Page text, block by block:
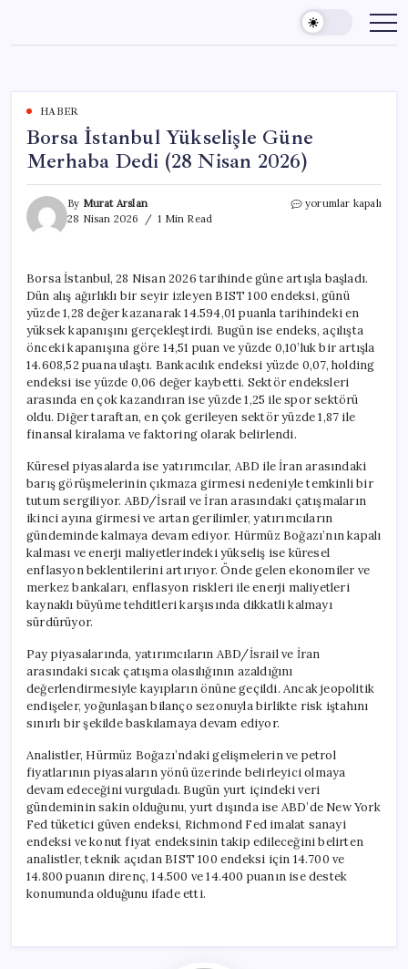
content
HABER
Borsa İstanbul Yükselişle Güne
Merhaba Dedi (28 Nisan 2026)
By Murat Arslan
28 Nisan 2026
1 Min Read
Borsa
Dedi
(28
Nisan
2026)
için
yorumlar kapalı
Borsa İstanbul, 28 Nisan 2026 tarihinde güne artışla başladı.
Dün alış ağırlıklı bir seyir izleyen BIST 100 endeksi, günü
yüzde 1,28 değer kazanarak 14.594,01 puanla tarihindeki en
yüksek kapanışını gerçekleştirdi. Bugün ise endeks, açılışta
önceki kapanışına göre 14,51 puan ve yüzde 0,10’luk bir artışla
14.608,52 puana ulaştı. Bankacılık endeksi yüzde 0,07, holding
endeksi ise yüzde 0,06 değer kaybetti. Sektör endeksleri
arasında en çok kazandıran ise yüzde 1,25 ile spor sektörü
oldu. Diğer taraftan, en çok gerileyen sektör yüzde 1,87 ile
finansal kiralama ve faktoring olarak belirlendi.
Küresel piyasalarda ise yatırımcılar, ABD ile İran arasındaki
barış görüşmelerinin çıkmaza girmesi nedeniyle temkinli bir
tutum sergiliyor. ABD/İsrail ve İran arasındaki çatışmaların
ikinci ayına girmesi ve artan gerilimler, yatırımcıların
gündeminde kalmaya devam ediyor. Hürmüz Boğazı’nın kapalı
kalması ve enerji maliyetlerindeki yükseliş ise küresel
enflasyon beklentilerini artırıyor. Önde gelen ekonomiler ve
merkez bankaları, enflasyon riskleri ile enerji maliyetleri
kaynaklı büyüme tehditleri karşısında dikkatli kalmayı
sürdürüyor.
Pay piyasalarında, yatırımcıların ABD/İsrail ve İran
arasındaki sıcak çatışma olasılığının azaldığını
değerlendirmesiyle kayıpların önüne geçildi. Ancak jeopolitik
endişeler, yoğunlaşan bilanço sezonuyla birlikte risk iştahını
sınırlı bir şekilde baskılamaya devam ediyor.
Analistler, Hürmüz Boğazı’ndaki gelişmelerin ve petrol
fiyatlarının piyasaların yönü üzerinde belirleyici olmaya
devam edeceğini vurguladı. Bugün yurt içindeki veri
gündeminin sakin olduğunu, yurt dışında ise ABD’de New York
Fed tüketici güven endeksi, Richmond Fed imalat sanayi
endeksi ve konut fiyat endeksinin takip edileceğini belirten
analistler, teknik açıdan BIST 100 endeksi için 14.700 ve
14.800 puanın direnç, 14.500 ve 14.400 puanın ise destek
konumunda olduğunu ifade etti.